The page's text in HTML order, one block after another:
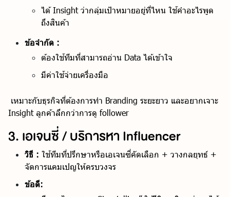
ได้ Insight ว่ากลุ่มเป้าหมายอยู่ที่ไหน ใช้คำอะไรพูด
ถึงสินค้า
ข้อจำกัด :
ต้องใช้ทีมที่สามารถอ่าน Data ได้เข้าใจ
มีค่าใช้จ่ายเครื่องมือ
เหมาะกับธุรกิจที่ต้องการทำ Branding ระยะยาว และอยากเจาะ
Insight ลูกค้าลึกกว่าการดู follower
3. เอเจนซี่ / บริการหา Influencer
วิธี : ใช้ทีมที่ปรึกษาหรือเอเจนซี่คัดเลือก + วางกลยุทธ์ +
จัดการแคมเปญให้ครบวงจร
ข้อดี: